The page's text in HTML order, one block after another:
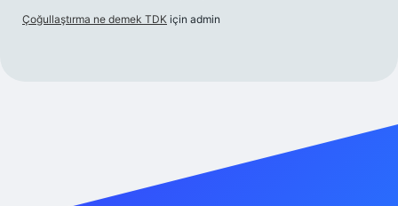
Çoğullaştırma ne demek TDK için admin